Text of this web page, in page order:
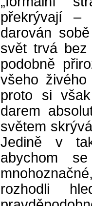
překrývají –
darován
svět trvá
podobně
všeho
proto si
darem
světem
Jedině v
abychom
rozhodli